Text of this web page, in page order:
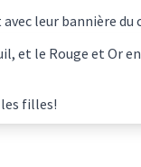
leur bannière
et le Rouge et Or
filles!